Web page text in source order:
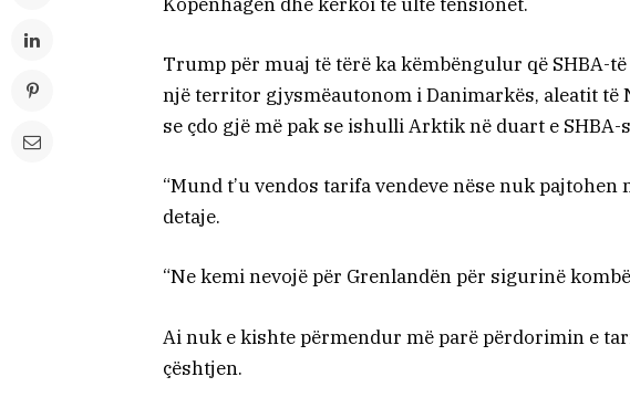
Trump për muaj të tërë ka këmbëngulur që SHBA-
një territor gjysmëautonom i Danimarkës, aleatit të
se çdo gjë më pak se ishulli Arktik në duart e SHBA-
“Mund t’u vendos tarifa vendeve nëse nuk pajtohen
detaje.
“Ne kemi nevojë për Grenlandën për sigurinë
Ai nuk e kishte përmendur më parë përdorimin e
çështjen.